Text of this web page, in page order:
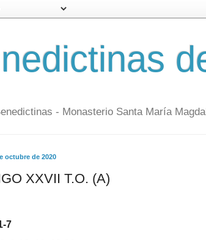
- Monasterio Santa María
octubre de 2020
XXVII T.O. (A)
7